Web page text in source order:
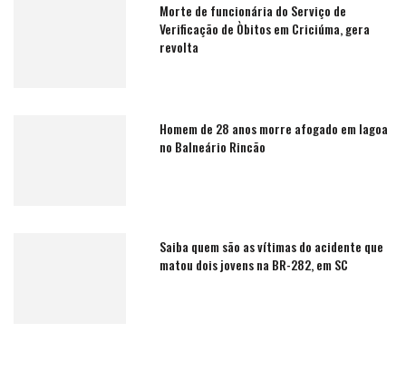
Morte de funcionária do Serviço de
Verificação de Òbitos em Criciúma, gera
revolta
Homem de 28 anos morre afogado em lagoa
no Balneário Rincão
Saiba quem são as vítimas do acidente que
matou dois jovens na BR-282, em SC